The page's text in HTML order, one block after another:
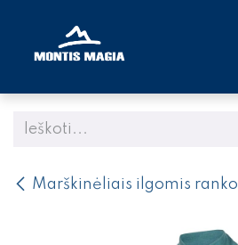
Marškinėliais ilgomis